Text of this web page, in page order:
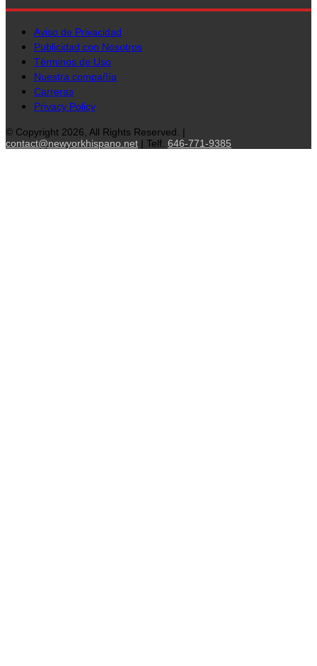
Aviso de Privacidad
Publicidad con Nosotros
Términos de Uso
Nuestra compañía
Carreras
Privacy Policy
© Copyright 2026, All Rights Reserved. |
contact@newyorkhispano.net | Telf. 646-771-9385